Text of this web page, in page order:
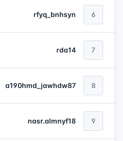
6
rfyq_bnhsyn
7
rda14
8
a190hmd_jawhdw87
9
nasr.almnyf18